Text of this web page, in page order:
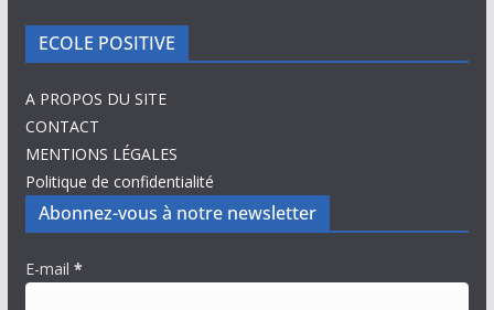
ECOLE POSITIVE
A PROPOS DU SITE
CONTACT
MENTIONS LÉGALES
Politique de confidentialité
Abonnez-vous à notre newsletter
E-mail *